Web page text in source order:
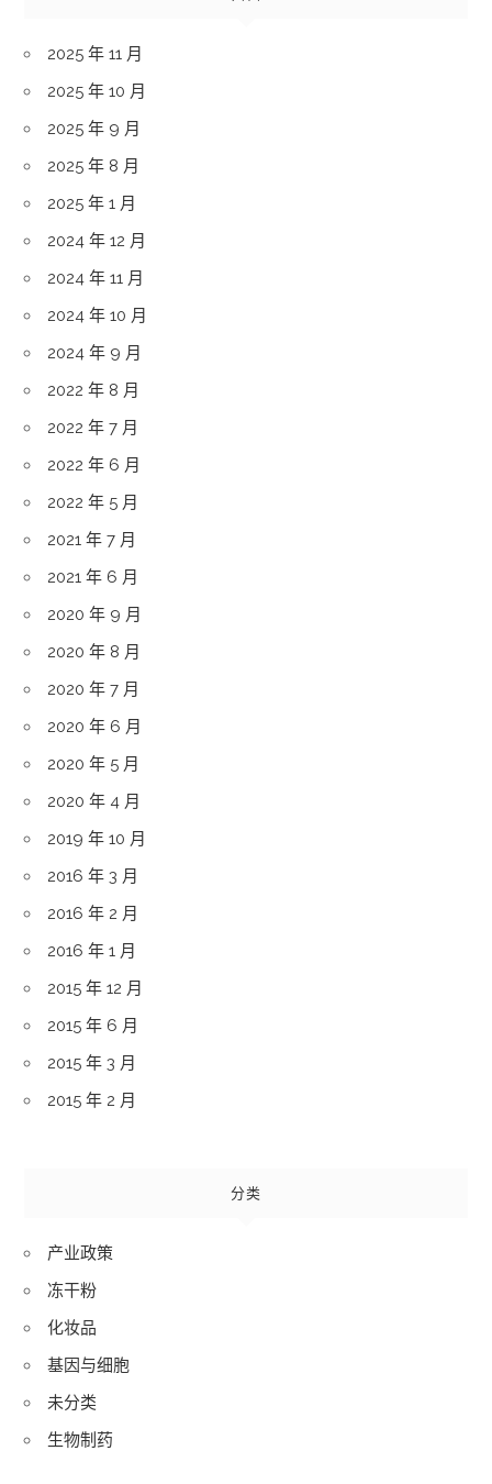
2025 年 11 月
2025 年 10 月
2025 年 9 月
2025 年 8 月
2025 年 1 月
2024 年 12 月
2024 年 11 月
2024 年 10 月
2024 年 9 月
2022 年 8 月
2022 年 7 月
2022 年 6 月
2022 年 5 月
2021 年 7 月
2021 年 6 月
2020 年 9 月
2020 年 8 月
2020 年 7 月
2020 年 6 月
2020 年 5 月
2020 年 4 月
2019 年 10 月
2016 年 3 月
2016 年 2 月
2016 年 1 月
2015 年 12 月
2015 年 6 月
2015 年 3 月
2015 年 2 月
分类
产业政策
冻干粉
化妆品
基因与细胞
未分类
生物制药